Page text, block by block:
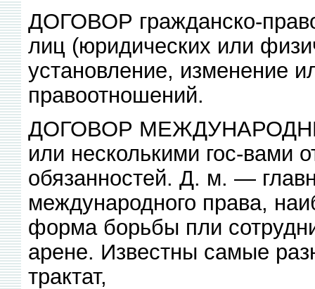
ДОГОВОР гражданско-
лиц (юридических или
установление, изменение
правоотношений.
ДОГОВОР
или несколькими гос-вами
обязанностей. Д. м. —
международного права,
форма борьбы пли
арене. Известны самые
трактат,